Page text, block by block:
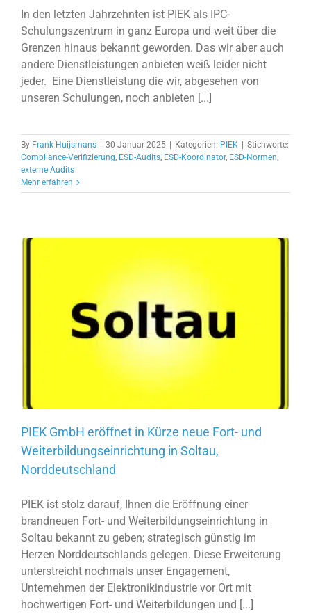
In den letzten Jahrzehnten ist PIEK als IPC-
Schulungszentrum in ganz Europa und weit über die
Grenzen hinaus bekannt geworden. Das wir aber auch
andere Dienstleistungen anbieten weiß leider nicht
jeder. Eine Dienstleistung die wir, abgesehen von
unseren Schulungen, noch anbieten [...]
By Frank Huijsmans 30 Januar 2025 Kategorien: PIEK
Stichworte:
Compliance-Verifizierung, ESD-Audits, ESD-Koordinator, ESD-Normen,
externe Audits
Mehr erfahren
PIEK GmbH eröffnet in Kürze neue Fort- und
Weiterbildungseinrichtung in Soltau,
Norddeutschland
PIEK ist stolz darauf, Ihnen die Eröffnung einer
brandneuen Fort- und Weiterbildungseinrichtung in
Soltau bekannt zu geben; strategisch günstig im
Herzen Norddeutschlands gelegen. Diese Erweiterung
unterstreicht nochmals unser Engagement,
Unternehmen der Elektronikindustrie vor Ort mit
hochwertigen Fort- und Weiterbildungen und [...]